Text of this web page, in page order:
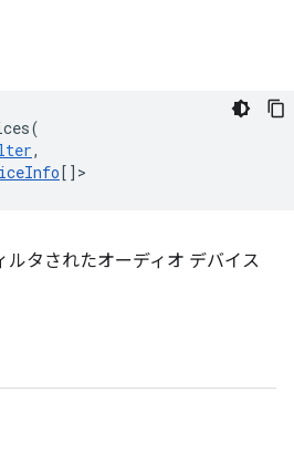
(
,
[] >
ルタされたオーディオ デバイス